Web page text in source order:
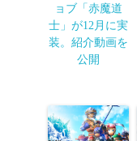
ョブ「赤魔道
士」が12月に実
装。紹介動画を
公開